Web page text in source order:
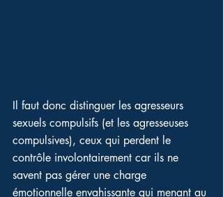
Il faut donc distinguer les agresseurs
sexuels compulsifs (et les agresseuses
compulsives), ceux qui perdent le
contrôle involontairement car ils ne
savent pas gérer une charge
émotionnelle envahissante qui menant au